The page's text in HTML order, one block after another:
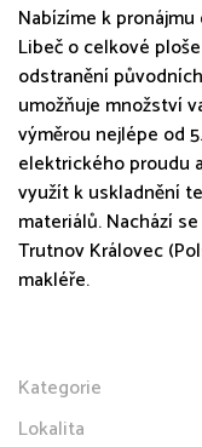
Nabízíme k
Libeč o celkové
odstranění
umožňuje množství
výměrou nejlépe od
elektrického proudu
využít k uskladnění
materiálů. Nachází
Trutnov Královec
makléře.
Kategorie
Lokalita